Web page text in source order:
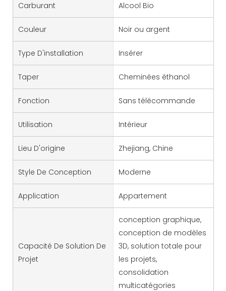
Carburant Alcool Bio
Couleur Noir ou argent
Type D'installation Insérer
Taper Cheminées éthanol
Fonction Sans télécommande
Utilisation Intérieur
Lieu D'origine Zhejiang, Chine
Style De Conception Moderne
Application Appartement
Capacité De Solution De
Projet
conception graphique,
conception de modèles
3D, solution totale pour
les projets,
consolidation
multicatégories